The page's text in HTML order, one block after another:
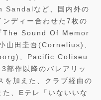
Sandalなど、国内外の
ディー合わせた7枚の
The Sound Of Memor
山田圭吾(Cornelius)、
、Pacific Coliseu
部作以降のバレアリッ
を加えた、クラブ経由の
、Eテレ「いないいな